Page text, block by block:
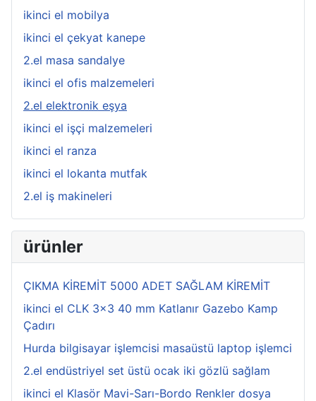
ikinci el mobilya
ikinci el çekyat kanepe
2.el masa sandalye
ikinci el ofis malzemeleri
2.el elektronik eşya
ikinci el işçi malzemeleri
ikinci el ranza
ikinci el lokanta mutfak
2.el iş makineleri
ürünler
ÇIKMA KİREMİT 5000 ADET SAĞLAM KİREMİT
ikinci el CLK 3x3 40 mm Katlanır Gazebo Kamp
Çadırı
Hurda bilgisayar işlemcisi masaüstü laptop işlemci
2.el endüstriyel set üstü ocak iki gözlü sağlam
ikinci el Klasör Mavi-Sarı-Bordo Renkler dosya